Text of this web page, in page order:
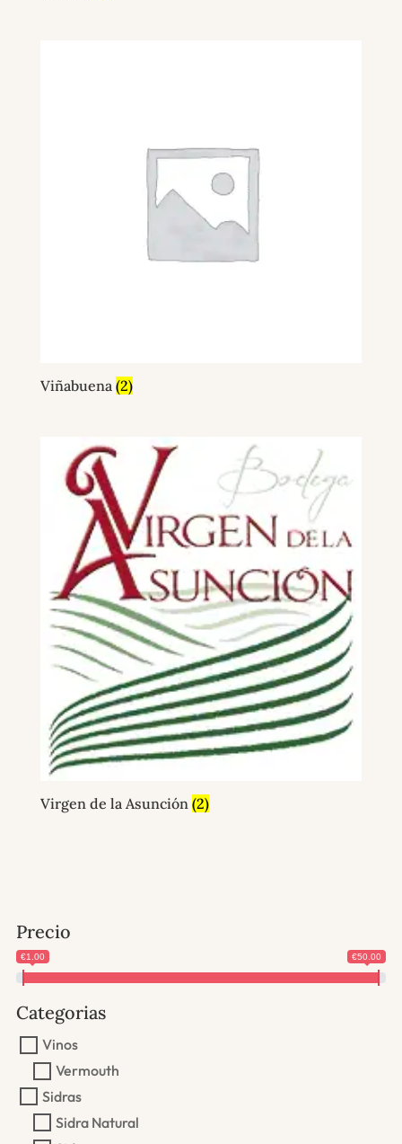
Viñabuena (2)
Virgen de la Asunción (2)
Precio
€1.00 €50.00
Categorias
Vinos
Vermouth
Sidras
Sidra Natural